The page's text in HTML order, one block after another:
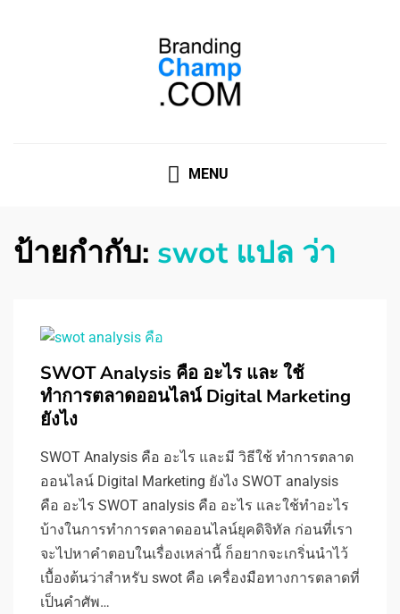
MENU
ป้ายกำกับ: swot แปล ว่า
SWOT Analysis คือ อะไร และ ใช้
ทำการตลาดออนไลน์ Digital Marketing
ยังไง
SWOT Analysis คือ อะไร และมี วิธีใช้ ทำการตลาด
ออนไลน์ Digital Marketing ยังไง SWOT analysis
คือ อะไร SWOT analysis คือ อะไร และใช้ทำอะไร
บ้างในการทำการตลาดออนไลน์ยุคดิจิทัล ก่อนที่เรา
จะไปหาคำตอบในเรื่องเหล่านี้ ก็อยากจะเกริ่นนำไว้
เบื้องต้นว่าสำหรับ swot คือ เครื่องมือทางการตลาดที่
เป็นคำศัพ…